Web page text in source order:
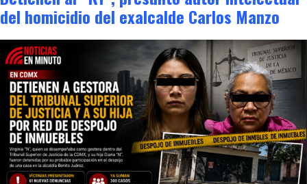
del homicidio del exalcalde Carlos Manzo